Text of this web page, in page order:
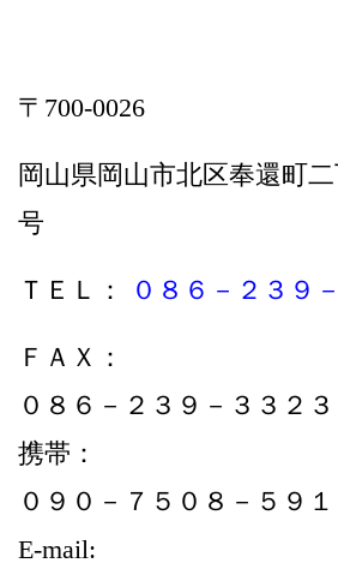
〒700-0026
岡山県岡山市北区奉還町
号
ＴＥＬ： ０８６－２３９
ＦＡＸ：
０８６－２３９－３３２３
携帯：
０９０－７５０８－５９１
E-mail: